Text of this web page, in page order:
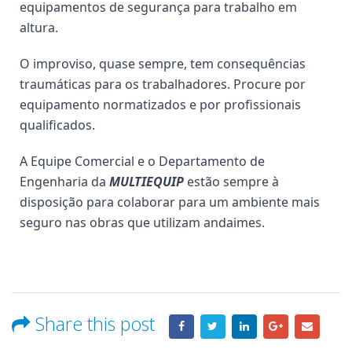
equipamentos de segurança para trabalho em
altura.
O improviso, quase sempre, tem consequências
traumáticas para os trabalhadores. Procure por
equipamento normatizados e por profissionais
qualificados.
A Equipe Comercial e o Departamento de
Engenharia da MULTIEQUIP estão sempre à
disposição para colaborar para um ambiente mais
seguro nas obras que utilizam andaimes.
Share this post